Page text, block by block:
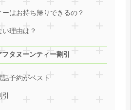
はお持ち帰りできるの？
理由は？
タヌーンティー割引
予約がベスト